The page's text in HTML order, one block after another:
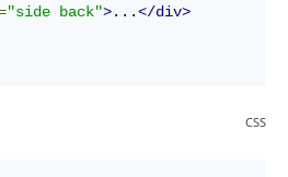
"side back">...</div>
CSS